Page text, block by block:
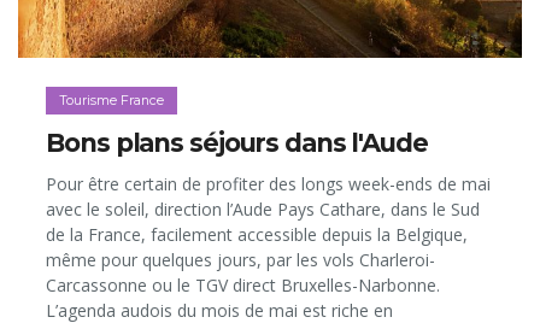
Tourisme France
Bons plans séjours dans l'Aude
Pour être certain de profiter des longs week-ends de mai
avec le soleil, direction l’Aude Pays Cathare, dans le Sud
de la France, facilement accessible depuis la Belgique,
même pour quelques jours, par les vols Charleroi-
Carcassonne ou le TGV direct Bruxelles-Narbonne.
L’agenda audois du mois de mai est riche en